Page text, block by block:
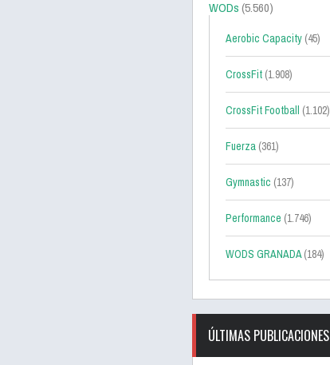
WODs(5.560)
Aerobic Capacity (45)
CrossFit (1.908)
CrossFit Football (1.102)
Fuerza (361)
Gymnastic (137)
Performance (1.746)
WODS GRANADA(184)
ÚLTIMAS PUBLICACIONES